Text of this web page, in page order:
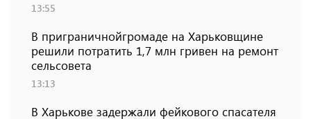
13:55
В приграничнойгромаде на Харьковщине
решили потратить 1,7 млн ​​гривен на ремонт
сельсовета
13:13
В Харькове задержали фейкового спасателя